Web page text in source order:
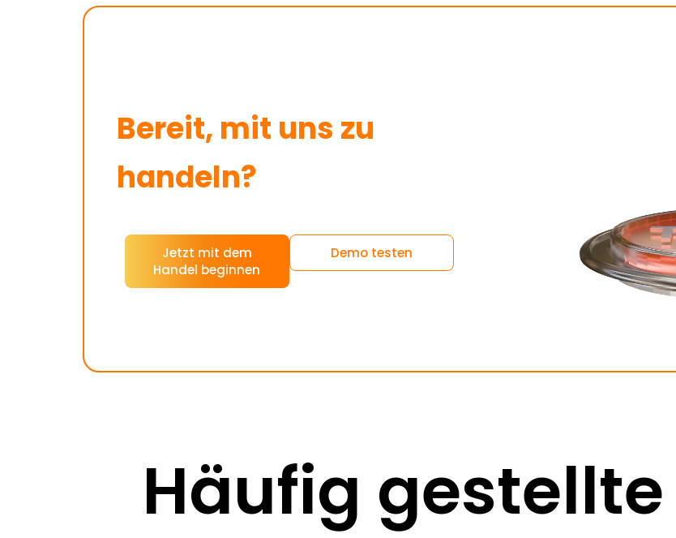
Bereit, mit uns zu
handeln?
Jetzt mit dem
Handel beginnen
Demo testen
Häufig